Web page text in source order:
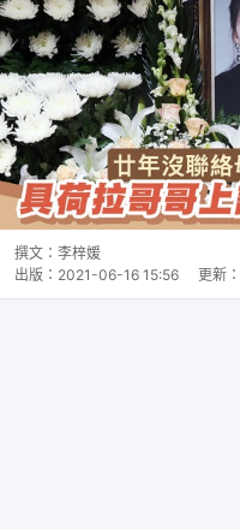
撰文： 李梓媛
出版： 2021-06-16 15:56 更新：